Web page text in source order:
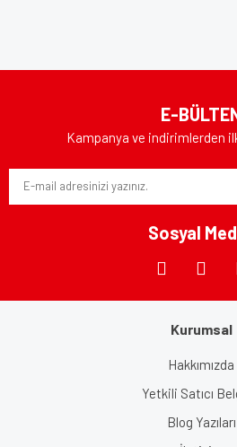
Ürün resmi kalitesiz, bozuk veya
Ürün açıklamasında eksik
Ürün fiyatı diğer sitelerden daha
Gönder
E-
Kampanya ve indirimlerden
Sosyal
Kurumsal
Hakkımızda
Yetkili Satıcı
Blog Yazıları